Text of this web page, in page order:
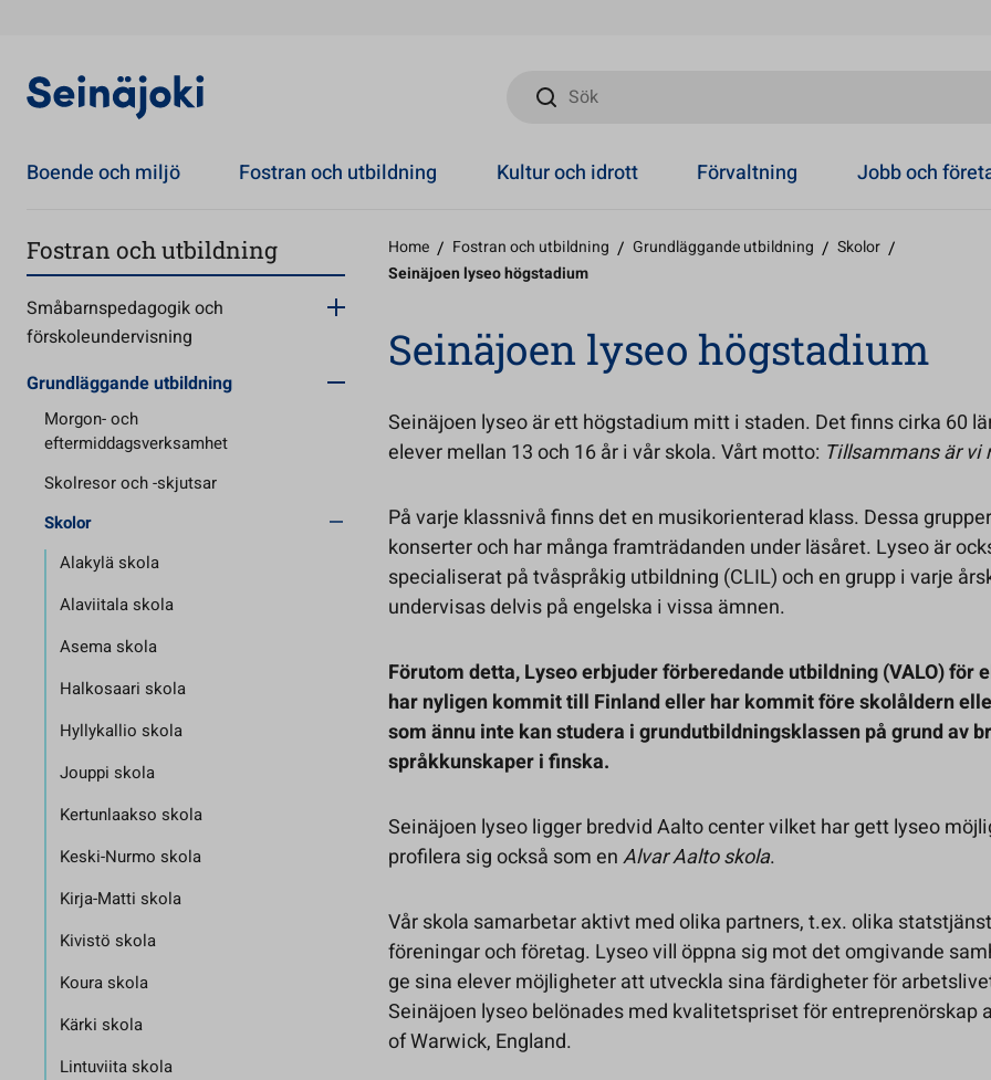
Boende och miljö Fostran och utbildning Kultur och idrott Förvaltning Jobb och
Fostran och utbildning
Småbarnspedagogik och
förskoleundervisning
Grundläggande utbildning
Morgon- och
eftermiddagsverksamhet
Skolresor och -skjutsar
Skolor
Alakylä skola
Alaviitala skola
Asema skola
Halkosaari skola
Hyllykallio skola
Jouppi skola
Kertunlaakso skola
Keski-Nurmo skola
Kirja-Matti skola
Kivistö skola
Koura skola
Kärki skola
Lintuviita skola
Home / Fostran och utbildning / Grundläggande utbildning / Skolor /
Seinäjoen lyseo högstadium
Seinäjoen lyseo högstadium
Seinäjoen lyseo är ett högstadium mitt i staden. Det finns cirka 60
elever mellan 13 och 16 år i vår skola. Vårt motto: Tillsammans är vi
På varje klassnivå finns det en musikorienterad klass. Dessa
konserter och har många framträdanden under läsåret. Lyseo är
specialiserat på tvåspråkig utbildning (CLIL) och en grupp i varje
undervisas delvis på engelska i vissa ämnen.
Förutom detta, Lyseo erbjuder förberedande utbildning (VALO) för
har nyligen kommit till Finland eller har kommit före skolåldern
som ännu inte kan studera i grundutbildningsklassen på grund av
språkkunskaper i finska.
Seinäjoen lyseo ligger bredvid Aalto center vilket har gett lyseo
profilera sig också som enAlvar Aalto skola.
Vår skola samarbetar aktivt med olika partners, t.ex. olika
föreningar och företag. Lyseo vill öppna sig mot det omgivande
ge sina elever möjligheter att utveckla sina färdigheter för
Seinäjoen lyseo belönades med kvalitetspriset för entreprenörskap
of Warwick, England.